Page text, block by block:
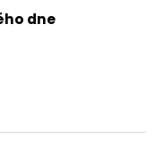
dne